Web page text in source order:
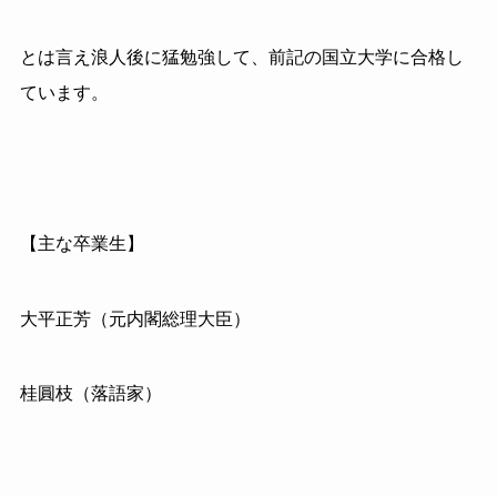
とは言え浪人後に猛勉強して、前記の国立大学に合格し
ています。
【主な卒業生】
大平正芳（元内閣総理大臣）
桂圓枝（落語家）